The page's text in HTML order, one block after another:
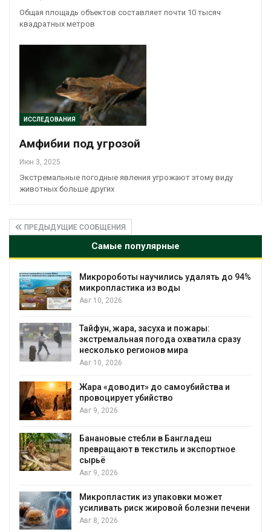
Общая площадь объектов составляет почти 10 тысяч
квадратных метров
ИССЛЕДОВАНИЯ
Амфибии под угрозой
Июн 3, 2025
Экстремальные погодные явления угрожают этому виду
животных больше других
ПРЕДЫДУЩИЕ СООБЩЕНИЯ
Самые популярные
Микророботы научились удалять до 94%
микропластика из воды
Авг 10, 2026
Тайфун, жара, засуха и пожары:
экстремальная погода охватила сразу
несколько регионов мира
Авг 10, 2026
Жара «доводит» до самоубийства и
провоцирует убийство
Авг 9, 2026
Банановые стебли в Бангладеш
превращают в текстиль и экспортное
сырьё
Авг 9, 2026
Микропластик из упаковки может
усиливать риск жировой болезни печени
Авг 8, 2026